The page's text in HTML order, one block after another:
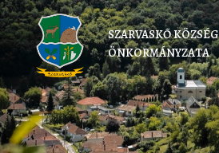
SZARVASKŐ KÖZSÉG
ÖNKORMÁNYZATA